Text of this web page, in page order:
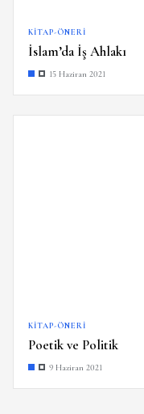
KITAP-ÖNERI
İslam’da İş Ahlakı
15 Haziran 2021
KITAP-ÖNERI
Poetik ve Politik
9 Haziran 2021